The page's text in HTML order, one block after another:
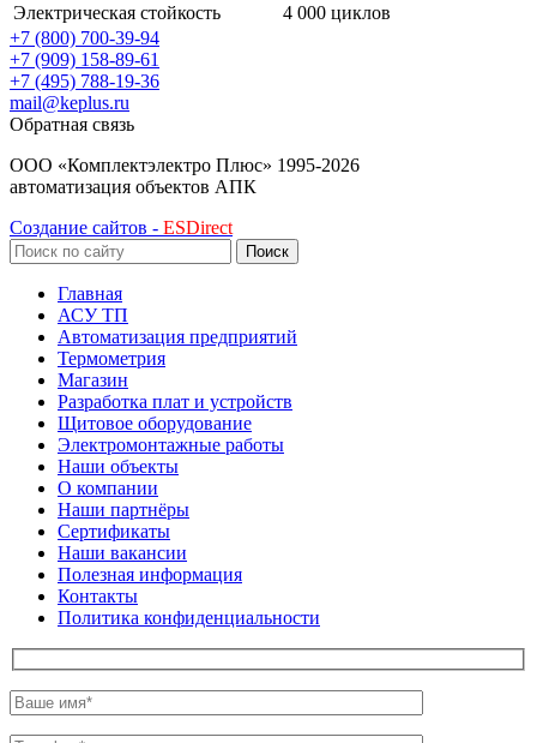
Электрическая стойкость
4 000 циклов
+7 (800) 700-39-94
+7 (909) 158-89-61
+7 (495) 788-19-36
mail@keplus.ru
Обратная связь
ООО «Комплектэлектро Плюс» 1995-2026
автоматизация объектов АПК
Создание сайтов - ESDirect
Поиск
Главная
АСУ ТП
Автоматизация предприятий
Термометрия
Магазин
Разработка плат и устройств
Щитовое оборудование
Электромонтажные работы
Наши объекты
О компании
Наши партнёры
Сертификаты
Наши вакансии
Полезная информация
Контакты
Политика конфиденциальности